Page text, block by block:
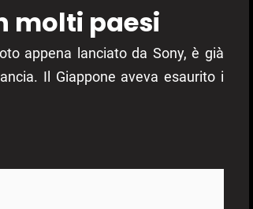
molti paesi
appena lanciato da Sony, è già
Il Giappone aveva esaurito i